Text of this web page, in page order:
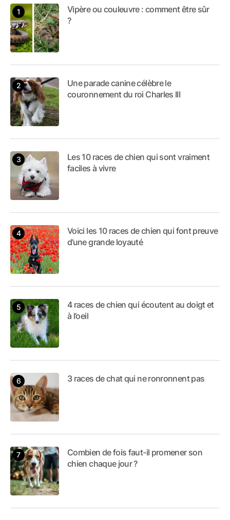
Vipère ou couleuvre : comment être sûr
?
Une parade canine célèbre le
couronnement du roi Charles III
Les 10 races de chien qui sont vraiment
faciles à vivre
Voici les 10 races de chien qui font preuve
d’une grande loyauté
4 races de chien qui écoutent au doigt et
à l’oeil
3 races de chat qui ne ronronnent pas
Combien de fois faut-il promener son
chien chaque jour ?